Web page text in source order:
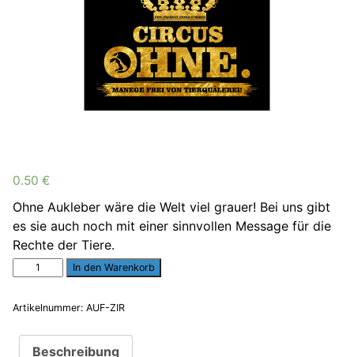
0.50 €
Ohne Aukleber wäre die Welt viel grauer! Bei uns gibt
es sie auch noch mit einer sinnvollen Message für die
Rechte der Tiere.
Aufkleber
"Circus
OHNE"
In den Warenkorb
Artikelnummer: AUF-ZIR
Beschreibung